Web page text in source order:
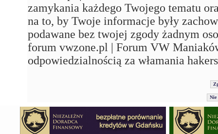
zamykania każdego Twojego tematu
na to, by Twoje informacje były
podawane bez twojej zgody żadnym
forum vwzone.pl | Forum VW
odpowiedzialnością za włamania